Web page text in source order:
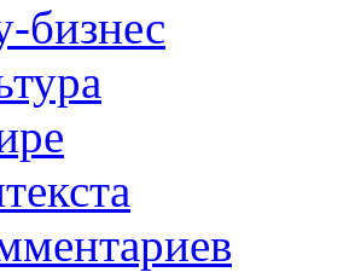
бизнес